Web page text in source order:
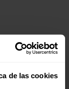
de las cookies